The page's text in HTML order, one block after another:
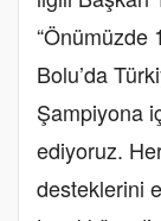
“Önümüzde
Bolu’da
Şampiyona
ediyoruz.
desteklerini